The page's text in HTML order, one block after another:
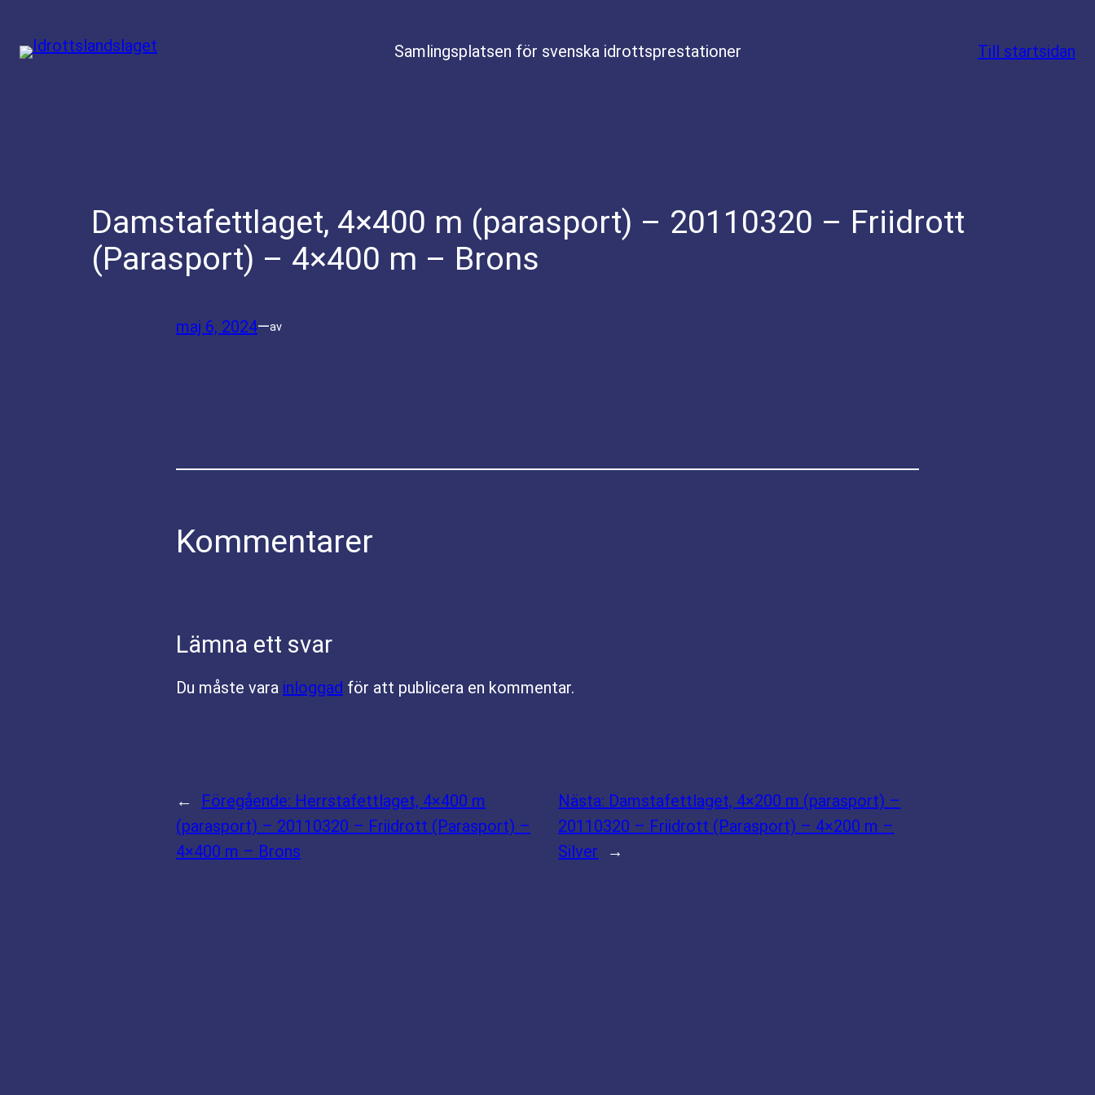
till
Samlingsplatsen för svenska idrottsprestationer Till startsidan
Damstafettlaget, 4×400 m (parasport) – 20110320 – Friidrott
(Parasport) – 4×400 m – Brons
maj 6, 2024—av
Kommentarer
Lämna ett svar
Du måste vara inloggad för att publicera en kommentar.
← Föregående: Herrstafettlaget, 4×400 m
(parasport) – 20110320 – Friidrott (Parasport) –
4×400 m – Brons
Nästa: Damstafettlaget, 4×200 m (parasport) –
20110320 – Friidrott (Parasport) – 4×200 m –
Silver
→